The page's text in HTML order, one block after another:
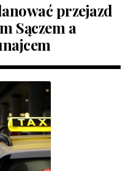
przejazd
Sączem a